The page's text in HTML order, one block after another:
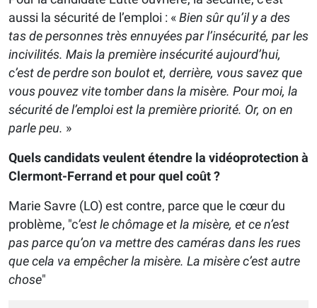
aussi la sécurité de l’emploi : «Bien sûr qu’il y a des
tas de personnes très ennuyées par l’insécurité, par les
incivilités. Mais la première insécurité aujourd’hui,
c’est de perdre son boulot et, derrière, vous savez que
vous pouvez vite tomber dans la misère. Pour moi, la
sécurité de l’emploi est la première priorité. Or, on en
parle peu. »
Quels candidats veulent étendre la vidéoprotection à
Clermont-Ferrand et pour quel coût ?
Marie Savre (LO) est contre, parce que le cœur du
problème, "c’est le chômage et la misère, et ce n’est
pas parce qu’on va mettre des caméras dans les rues
que cela va empêcher la misère. La misère c’est autre
chose"